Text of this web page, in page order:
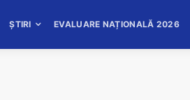
ȘTIRI EVALUARE NAȚIONALĂ 2026